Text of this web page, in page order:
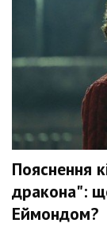
Пояснення
дракона":
Еймондом?